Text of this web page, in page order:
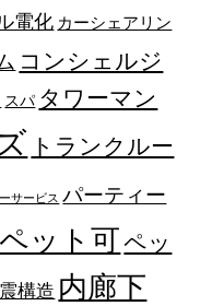
電化 カーシェアリン
コンシェルジ
スパ タワーマン
トランクルー
サービス パーティー
ペット可ペッ
構造 内廊下